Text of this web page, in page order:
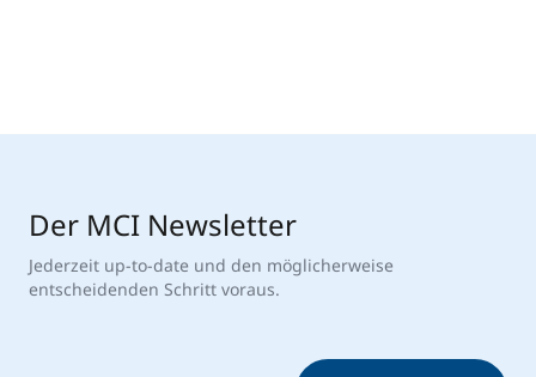
Der MCI Newsletter
Jederzeit up-to-date und den möglicherweise
entscheidenden Schritt voraus.